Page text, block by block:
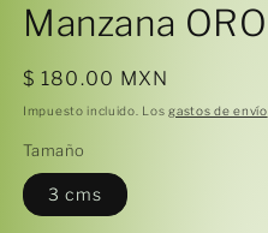
Manzana
Precio
habitual
$ 180.00 MXN
Impuesto incluido. Losgastos de envío
Tamaño
3 cms